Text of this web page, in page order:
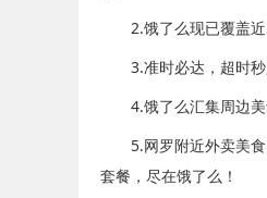
2.饿了么现已覆盖近
3.准时必达，超时秒
4.饿了么汇集周边美
5.网罗附近外卖美食
套餐，尽在饿了么！